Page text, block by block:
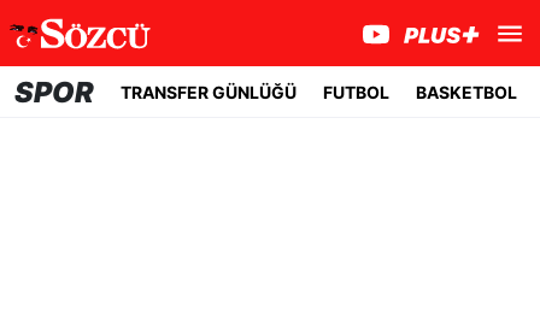
SPOR TRANSFER GÜNLÜĞÜ FUTBOL BASKETBOL